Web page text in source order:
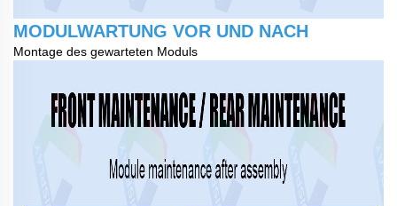
MODULWARTUNG VOR UND NACH
Montage des gewarteten Moduls